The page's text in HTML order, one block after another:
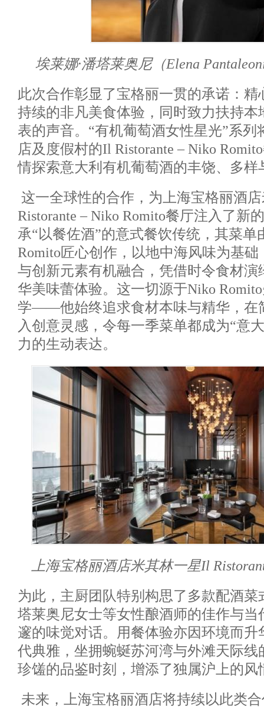
埃莱娜·潘塔莱奥尼（Elena
此次合作彰显了宝格丽一贯的承诺：
持续的非凡美食体验，同时致力扶持
表的声音。“有机葡萄酒女性星光”系列
店及度假村的Il Ristorante – Niko
情探索意大利有机葡萄酒的丰饶、多样
这一全球性的合作，为上海宝格丽酒
Ristorante – Niko Romito餐厅注入了新
承“以餐佐酒”的意式餐饮传统，其菜
Romito匠心创作，以地中海风味为基
与创新元素有机融合，凭借时令食材
华美味蕾体验。这一切源于Niko
学——他始终追求食材本味与精华，在
入创意灵感，令每一季菜单都成为“意
力的生动表达。
上海宝格丽酒店米其林一星Il
为此，主厨团队特别构思了多款配酒菜
塔莱奥尼女士等女性酿酒师的佳作与
邃的味觉对话。用餐体验亦因环境而
代典雅，坐拥蜿蜒苏河湾与外滩天际
珍馐的品鉴时刻，增添了独属沪上的风
未来，上海宝格丽酒店将持续以此类